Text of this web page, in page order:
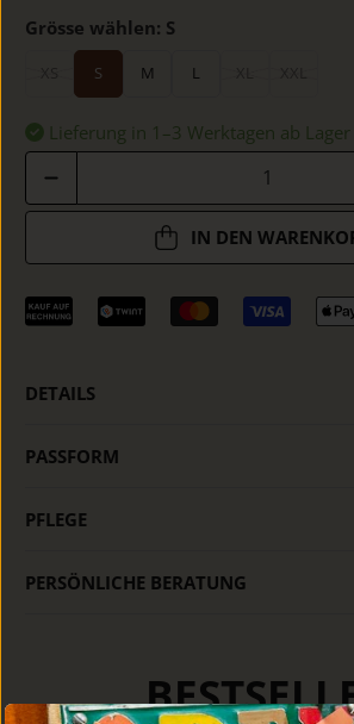
Grösse wählen: S
S M L
Lieferung in 1–3 Werktagen ab Lager
IN DEN
DETAILS
PASSFORM
PFLEGE
PERSÖNLICHE BERATUNG